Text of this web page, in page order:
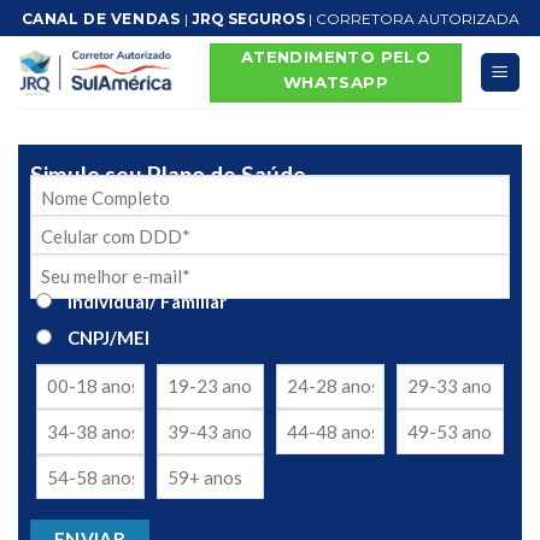
Skip
content
CANAL DE VENDAS | JRQ SEGUROS| CORRETORA AUTORIZADA
ATENDIMENTO PELO
WHATSAPP